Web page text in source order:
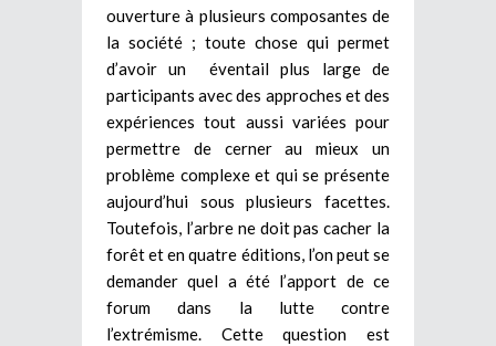
ouverture à plusieurs composantes de
la société ; toute chose qui permet
d’avoir un éventail plus large de
participants avec des approches et des
expériences tout aussi variées pour
permettre de cerner au mieux un
problème complexe et qui se présente
aujourd’hui sous plusieurs facettes.
Toutefois, l’arbre ne doit pas cacher la
forêt et en quatre éditions, l’on peut se
demander quel a été l’apport de ce
forum dans la lutte contre
l’extrémisme. Cette question est